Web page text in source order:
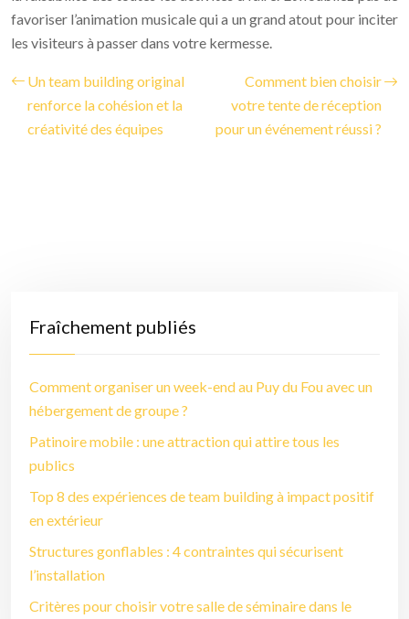
favoriser l’animation musicale qui a un grand atout pour inciter
les visiteurs à passer dans votre kermesse.
Un team building original
renforce la cohésion et la
créativité des équipes
Comment bien choisir
votre tente de réception
pour un événement réussi ?
Fraîchement publiés
Comment organiser un week-end au Puy du Fou avec un
hébergement de groupe ?
Patinoire mobile : une attraction qui attire tous les
publics
Top 8 des expériences de team building à impact positif
en extérieur
Structures gonflables : 4 contraintes qui sécurisent
l’installation
Critères pour choisir votre salle de séminaire dans le